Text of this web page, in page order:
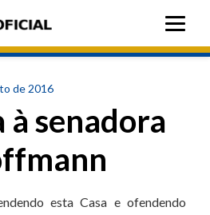
de 2016
à senadora
esta Casa e ofendendo